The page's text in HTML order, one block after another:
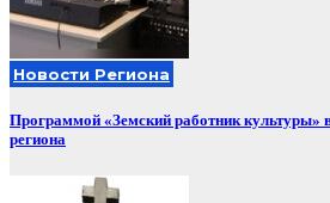
Новости Региона
Программой «Земский работник культуры»
региона